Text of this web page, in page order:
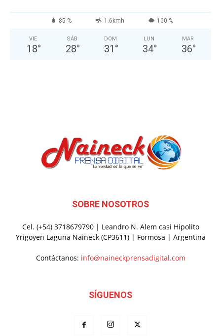
85 % 1.6kmh 100 %
VIE
18°
SÁB
28°
DOM
31 °
LUN
34°
MAR
36°
SOBRE NOSOTROS
Cel. (+54) 3718679790 | Leandro N. Alem casi Hipolito
Yrigoyen Laguna Naineck (CP3611) | Formosa | Argentina
Contáctanos: info@naineckprensadigital.com
SÍGUENOS